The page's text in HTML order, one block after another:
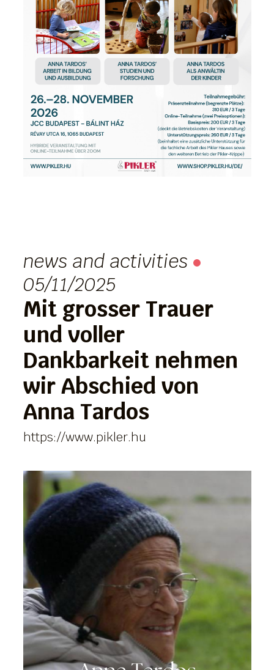
news and activities
05/11/2025
Mit grosser Trauer
und voller
Dankbarkeit nehmen
wir Abschied von
Anna Tardos
https://www.pikler.hu